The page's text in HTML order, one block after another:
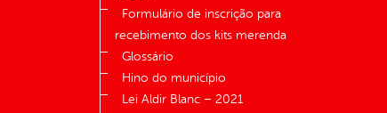
Formulário de inscrição para
recebimento dos kits merenda
Glossário
Hino do município
Lei Aldir Blanc – 2021